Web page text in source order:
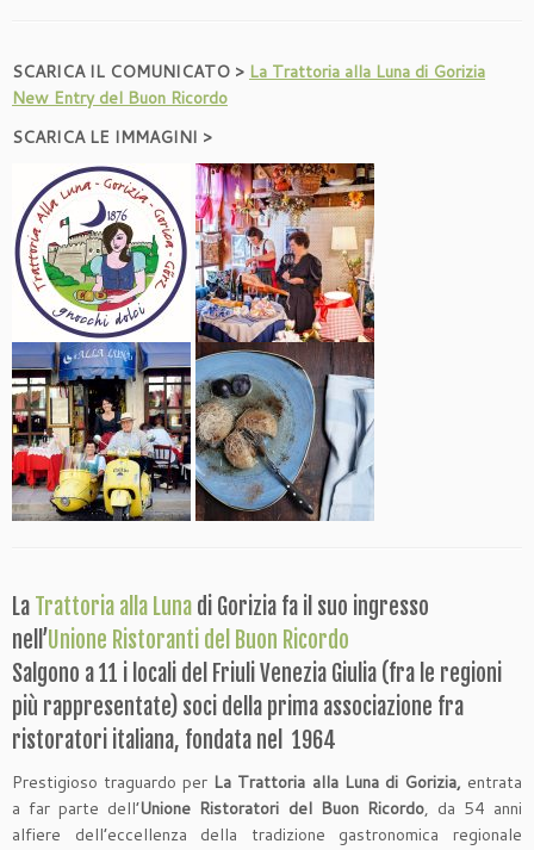
SCARICA IL COMUNICATO > La Trattoria alla Luna di Gorizia
New Entry del Buon Ricordo
SCARICA LE IMMAGINI >
La Trattoria alla Luna di Gorizia fa il suo ingresso
nell’Unione Ristoranti del Buon Ricordo
Salgono a 11 i locali del Friuli Venezia Giulia (fra le regioni
più rappresentate) soci della prima associazione fra
ristoratori italiana, fondata nel 1964
Prestigioso traguardo per La Trattoria alla Luna di Gorizia, entrata
a far parte dell’Unione Ristoratori del Buon Ricordo, da 54 anni
alfiere dell’eccellenza della tradizione gastronomica regionale